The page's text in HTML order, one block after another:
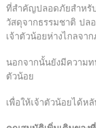
ที่สำคัญปลอดภัยสำหรับ
วัสดุจากธรรมชาติ ปล
เจ้าตัวน้อยห่างไกลจา
นอกจากนั้นยังมีความท
ตัวน้อย
เพื่อให้เจ้าตัวน้อยได้